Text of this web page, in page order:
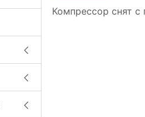
Компрессор снят